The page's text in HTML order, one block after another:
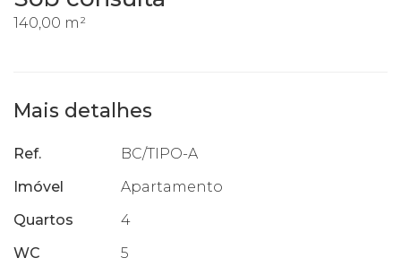
140,00 m²
Mais detalhes
Ref.
BC/TIPO-A
Imóvel
Apartamento
Quartos
4
WC
5